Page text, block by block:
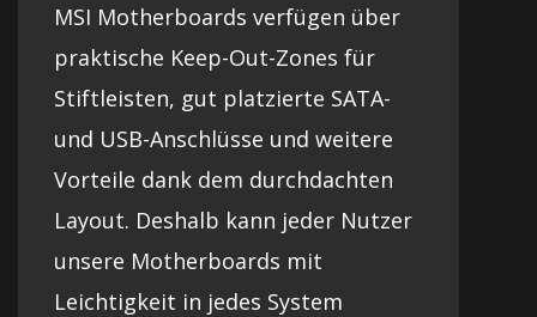
MSI Motherboards verfügen über
praktische Keep-Out-Zones für
Stiftleisten, gut platzierte SATA-
und USB-Anschlüsse und weitere
Vorteile dank dem durchdachten
Layout. Deshalb kann jeder Nutzer
unsere Motherboards mit
Leichtigkeit in jedes System